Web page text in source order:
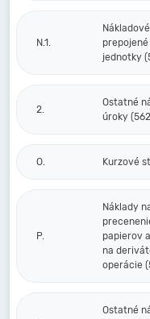
N.1.
jednotky
2.
Ostatné
úroky
O. Kurzové
P.
Náklady
papierov
na
operácie
Ostatné